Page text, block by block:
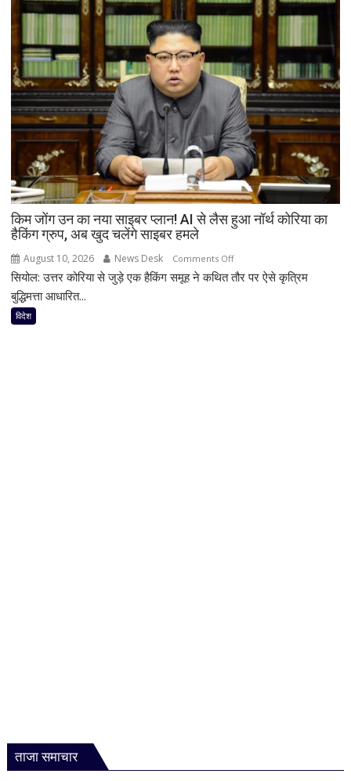
अरविंद
केजरीवाल
का
तंज,
PM
मोदी
पर
चुटकुले
के
जरिए
साधा
किम जोंग उन का नया साइबर प्लान! AI से लैस हुआ नॉर्थ कोरिया का
हैकिंग ग्रुप, अब खुद चलेंगे साइबर हमले
August 10, 2026 News Desk Comments Offon
किम
सियोल: उत्तर कोरिया से जुड़े एक हैकिंग समूह ने कथित तौर पर ऐसे कृत्रिम
बुद्धिमत्ता आधारित...
विदेश
ताजा समाचार